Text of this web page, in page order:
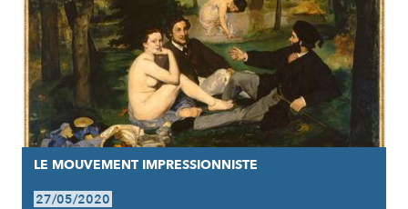
LE MOUVEMENT IMPRESSIONNISTE
27/05/2020